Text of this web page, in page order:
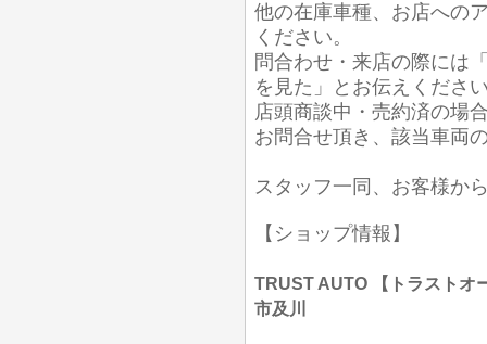
他の在庫車種、お店への
ください。
問合わせ・来店の際には
を見た」とお伝えくださ
店頭商談中・売約済の場
お問合せ頂き、該当車両
スタッフ一同、お客様か
【ショップ情報】
TRUST AUTO 【トラスト
市及川